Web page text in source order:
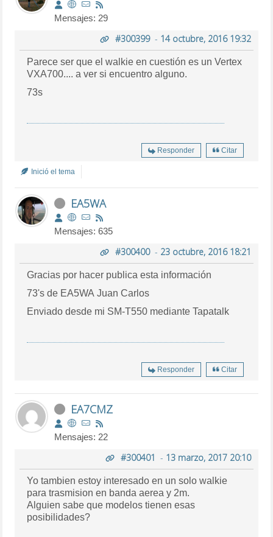
Mensajes: 29
#300399- 14 octubre, 2016 19:32
Parece ser que el walkie en cuestión es un Vertex
VXA700.... a ver si encuentro alguno.
73s
Responder Citar
Inició el tema
EA5WA
Mensajes: 635
#300400- 23 octubre, 2016 18:21
Gracias por hacer publica esta información
73's de EA5WA Juan Carlos
Enviado desde mi SM-T550 mediante Tapatalk
Responder Citar
EA7CMZ
Mensajes: 22
#300401 - 13 marzo, 2017 20:10
Yo tambien estoy interesado en un solo walkie
para trasmision en banda aerea y 2m.
Alguien sabe que modelos tienen esas
posibilidades?